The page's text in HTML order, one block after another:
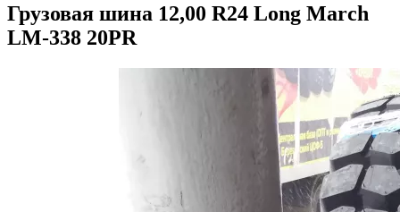
Грузовая шина 12,00 R24 Long March
LM-338 20PR